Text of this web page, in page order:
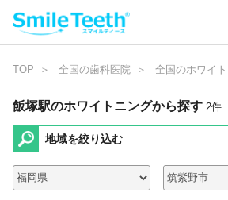
TOP 全国の歯科医院 全国のホワイ
飯塚駅のホワイトニングから探す 2件
地域を絞り込む